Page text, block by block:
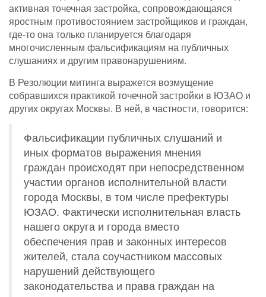
активная точечная застройка, сопровождающаяся
яростным противостоянием застройщиков и граждан,
где-то она только планируется благодаря
многочисленным фальсификациям на публичных
слушаниях и другим правонарушениям.
В Резолюции митинга выражется возмущение
собравшихся практикой точечной застройки в ЮЗАО и
других округах Москвы. В ней, в частности, говорится:
Фальсификации публичных слушаний и
иных форматов выражения мнения
граждан происходят при непосредственном
участии органов исполнительной власти
города Москвы, в том числе префектуры
ЮЗАО. Фактически исполнительная власть
нашего округа и города вместо
обеспечения прав и законных интересов
жителей, стала соучастником массовых
нарушений действующего
законодательства и права граждан на